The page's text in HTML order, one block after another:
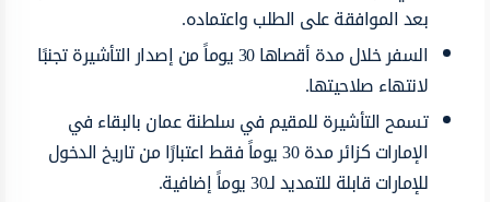
بعد الموافقة على الطلب واعتماده.
السفر خلال مدة أقصاها 30 يوماً من إصدار التأشيرة تجنبًا
لانتهاء صلاحيتها.
تسمح التأشيرة للمقيم في سلطنة عمان بالبقاء في
الإمارات كزائر مدة 30 يوماً فقط اعتبارًا من تاريخ الدخول
للإمارات قابلة للتمديد لـ30 يوماً إضافية.